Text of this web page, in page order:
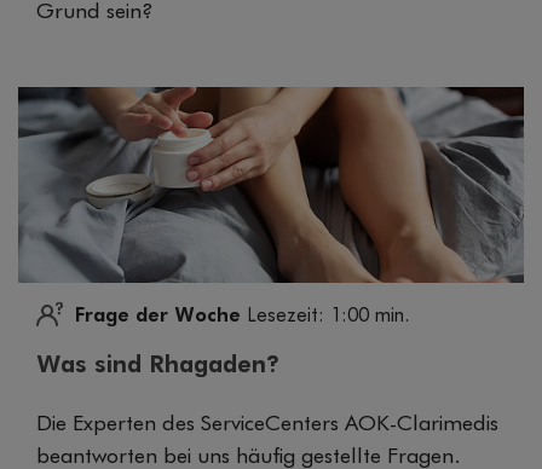
Grund sein?
Frage der Woche Lesezeit: 1:00 min.
Was sind Rhagaden?
Die Experten des ServiceCenters AOK-Clarimedis
beantworten bei uns häufig gestellte Fragen.